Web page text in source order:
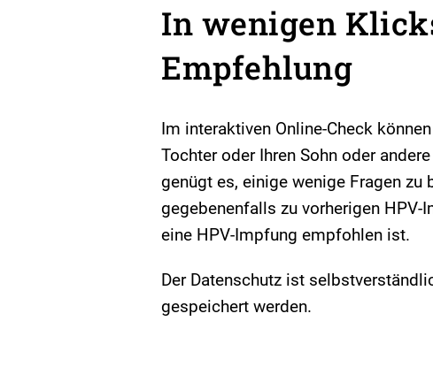
In wenigen
Empfehlung
Im interaktiven Online-Check
Tochter oder Ihren Sohn oder
genügt es, einige wenige Fragen
gegebenenfalls zu vorherigen
eine HPV-Impfung empfohlen ist.
Der Datenschutz ist
gespeichert werden.